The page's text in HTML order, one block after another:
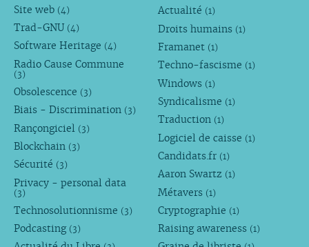
Site web (4)
Trad-GNU (4)
Software Heritage (4)
Radio Cause Commune
(3)
Obsolescence (3)
Biais - Discrimination (3)
Rançongiciel (3)
Blockchain (3)
Sécurité (3)
Privacy - personal data
(3)
Technosolutionnisme (3)
Podcasting (3)
Actualité (1)
Droits humains (1)
Framanet (1)
Techno-fascisme (1)
Windows (1)
Syndicalisme (1)
Traduction (1)
Logiciel de caisse (1)
Candidats.fr (1)
Aaron Swartz (1)
Métavers (1)
Cryptographie (1)
Raising awareness (1)